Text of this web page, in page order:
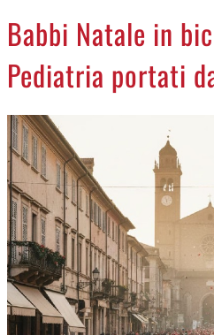
LA
Babbi Natale in
Pediatria portati